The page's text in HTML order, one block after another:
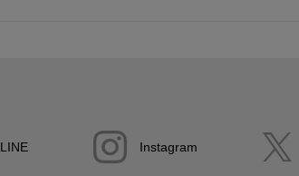
LINE Instagram